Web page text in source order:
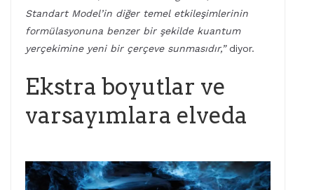
Standart Model’in diğer temel etkileşimlerinin
formülasyonuna benzer bir şekilde kuantum
yerçekimine yeni bir çerçeve sunmasıdır,”diyor.
Ekstra boyutlar ve
varsayımlara elveda